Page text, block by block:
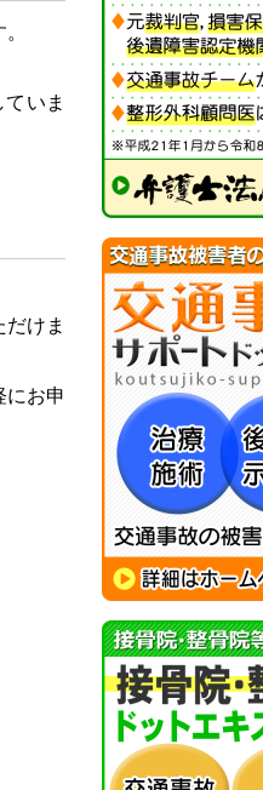
いま
けま
お申